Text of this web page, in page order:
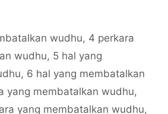
wudhu, 4 perkara
wudhu, 5 hal yang
, 6 hal yang membatalkan
yang membatalkan wudhu,
yang membatalkan wudhu,